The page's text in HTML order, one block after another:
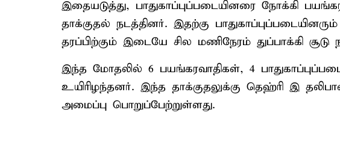
இதையடுத்து, பாதுகாப்புப்படையினரை நோக்கி
தாக்குதல் நடத்தினர். இதற்கு
தரப்பிற்கும் இடையே சில மணிநேரம் துப்பாக்கி சூடு
இந்த மோதலில் 6 பயங்கரவாதிகள், 4
உயிரிழந்தனர். இந்த தாக்குதலுக்கு தெஹ்ரி இ
அமைப்பு பொறுப்பேற்றுள்ளது.